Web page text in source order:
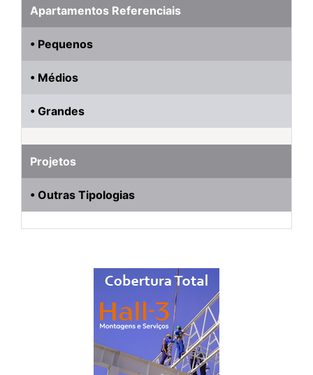
Apartamentos Referenciais
• Pequenos
• Médios
• Grandes
Projetos
• Outras Tipologias